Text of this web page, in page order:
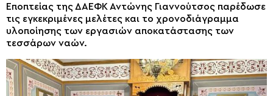
Εποπτείας της ΔΑΕΦΚ Αντώνης Γιαννούτσος παρέδωσε
τις εγκεκριμένες μελέτες και το χρονοδιάγραμμα
υλοποίησης των εργασιών αποκατάστασης των
τεσσάρων ναών.